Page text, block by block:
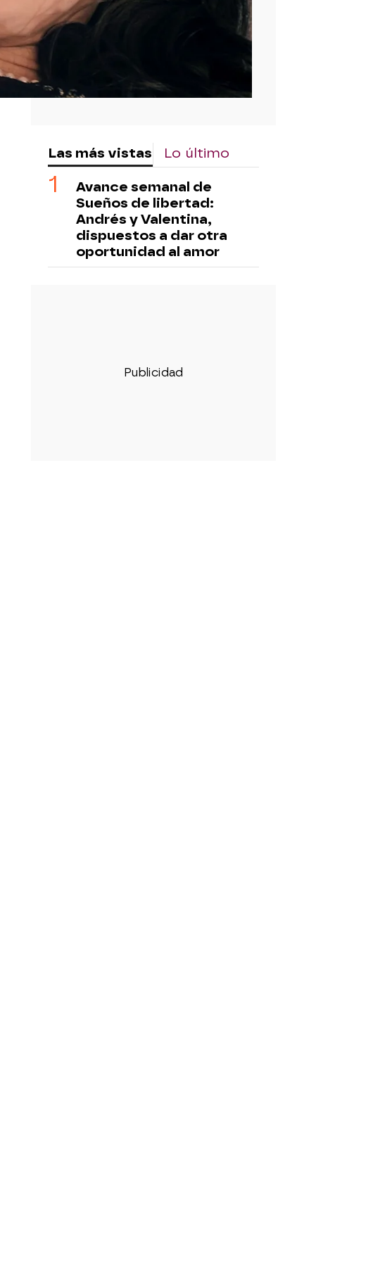
Las más vistas Lo último
Avance semanal de
Sueños de libertad:
Andrés y Valentina,
dispuestos a dar otra
oportunidad al amor